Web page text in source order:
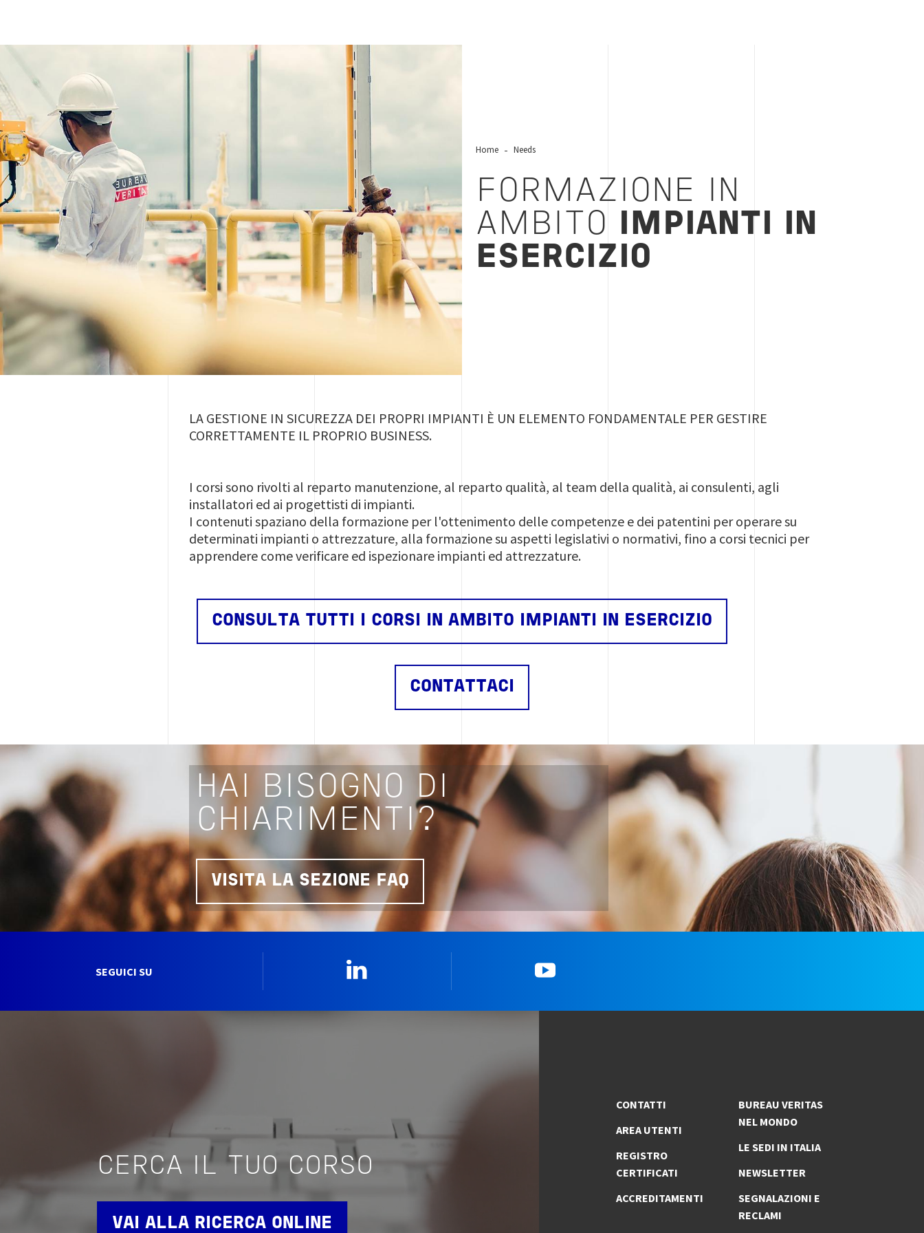
working-bureau-veritas
Home Needs
FORMAZIONE IN
AMBITO
IMPIANTI IN
ESERCIZIO
LA GESTIONE IN SICUREZZA DEI PROPRI IMPIANTI È UN ELEMENTO FONDAMENTALE PER GESTIRE
CORRETTAMENTE IL PROPRIO BUSINESS.
I corsi sono rivolti al reparto manutenzione, al reparto qualità, al team della qualità, ai consulenti, agli
installatori ed ai progettisti di impianti.
I contenuti spaziano della formazione per l'ottenimento delle competenze e dei patentini per operare su
determinati impianti o attrezzature, alla formazione su aspetti legislativi o normativi, fino a corsi tecnici per
apprendere come verificare ed ispezionare impianti ed attrezzature.
CONSULTA TUTTI I CORSI IN AMBITO IMPIANTI IN ESERCIZIO
CONTATTACI
HAI BISOGNO DI
CHIARIMENTI?
VISITA LA SEZIONE FAQ
SEGUICI SU
CERCA IL TUO CORSO
VAI ALLA RICERCA ONLINE
CONTATTI
AREA UTENTI
REGISTRO
CERTIFICATI
ACCREDITAMENTI
BUREAU VERITAS
NEL MONDO
LE SEDI IN ITALIA
NEWSLETTER
SEGNALAZIONI E
RECLAMI